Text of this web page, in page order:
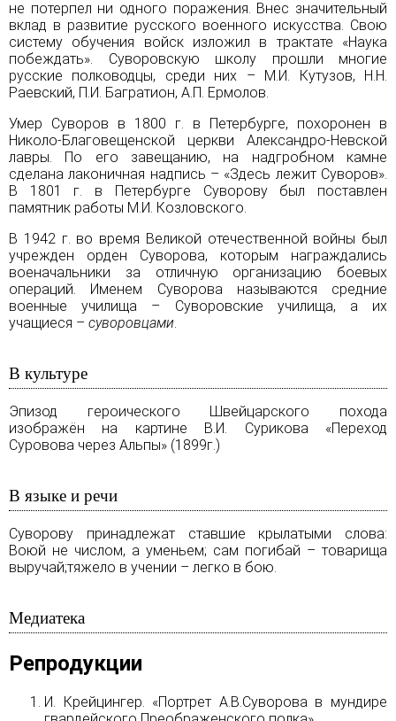
не потерпел ни одного поражения. Внес значительный
вклад в развитие русского военного искусства. Свою
систему обучения войск изложил в трактате «Наука
побеждать». Суворовскую школу прошли многие
русские полководцы, среди них – М.И. Кутузов, Н.Н.
Раевский, П.И. Багратион, А.П. Ермолов.
Умер Суворов в 1800 г. в Петербурге, похоронен в
Николо-Благовещенской церкви Александро-Невской
лавры. По его завещанию, на надгробном камне
сделана лаконичная надпись – «Здесь лежит Суворов».
В 1801 г. в Петербурге Суворову был поставлен
памятник работы М.И. Козловского.
В 1942 г. во время Великой отечественной войны был
учрежден орден Суворова, которым награждались
военачальники за отличную организацию боевых
операций. Именем Суворова называются средние
военные училища – Суворовские училища, а их
учащиеся – суворовцами.
В культуре
Эпизод героического Швейцарского похода
изображён на картине В.И. Сурикова «Переход
Суровова через Альпы» (1899г.)
В языке и речи
Суворову принадлежат ставшие крылатыми слова:
Воюй не числом, а уменьем; сам погибай – товарища
выручай;тяжело в учении – легко в бою.
Медиатека
Репродукции
И. Крейцингер. «Портрет А.В.Суворова в мундире